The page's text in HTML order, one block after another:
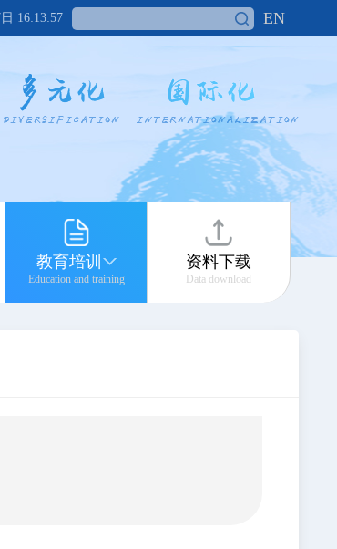
16:13:58 EN
教育培训
Education and training
资料下载
Data download